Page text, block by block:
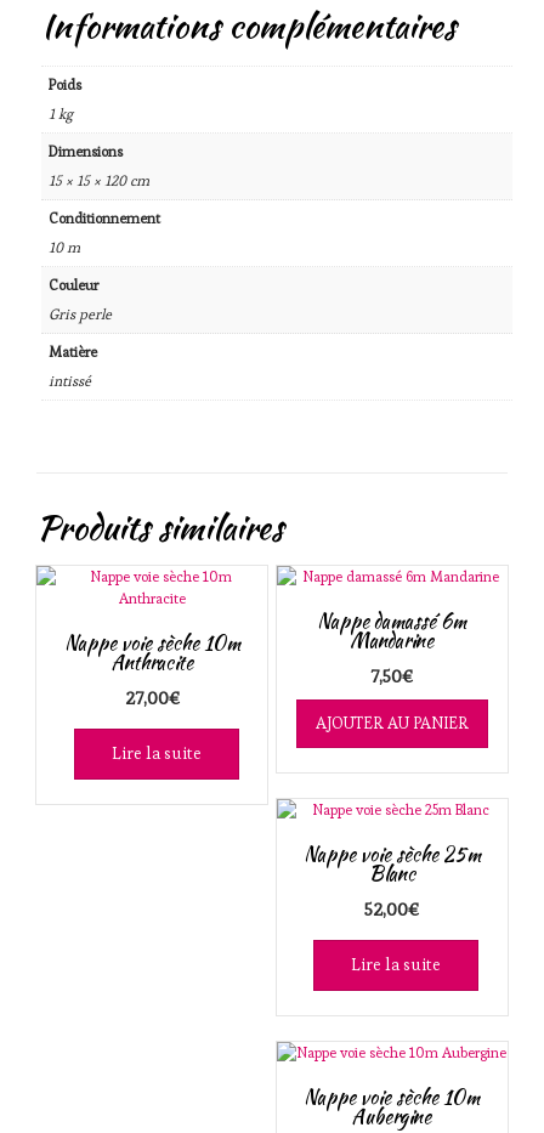
Informations complémentaires
Poids
1 kg
Dimensions
15 × 15 × 120 cm
Conditionnement
10 m
Couleur
Gris perle
Matière
intissé
Produits similaires
Nappe voie sèche 10m
Anthracite
27,00€
Lire la suite
Nappe damassé 6m
Mandarine
7,50€
AJOUTER AU PANIER
Nappe voie sèche 25m
Blanc
52,00€
Lire la suite
Nappe voie sèche 10m
Aubergine